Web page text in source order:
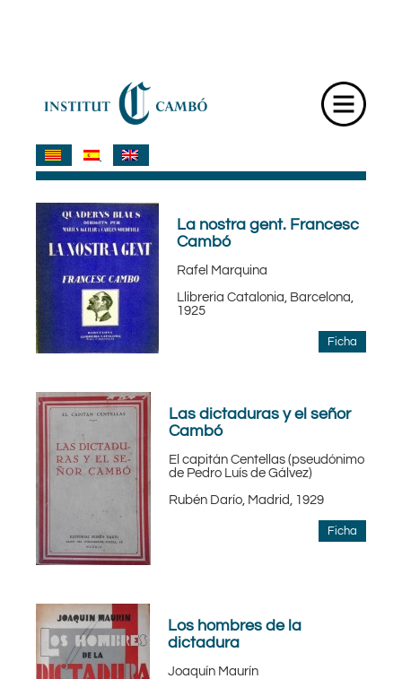
La nostra gent. Francesc
Cambó
Rafel Marquina
Llibreria Catalonia, Barcelona,
1925
Ficha
Las dictaduras y el señor
Cambó
El capitán Centellas (pseudónimo
de Pedro Luís de Gálvez)
Rubén Darío, Madrid, 1929
Ficha
Los hombres de la
dictadura
Joaquín Maurín